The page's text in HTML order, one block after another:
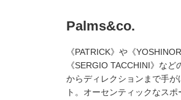
Palms&co.
《PATRICK》や《
《SERGIO TACCHINI》な
からディレクションまで手が
ト。オーセンティックなス